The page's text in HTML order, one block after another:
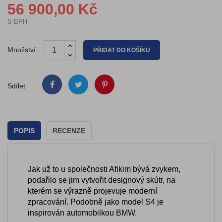
56 900,00 Kč
S DPH
Množství PŘIDAT DO KOŠÍKU
Sdílet
POPIS RECENZE
Jak už to u společnosti Afikim bývá zvykem,
podařilo se jim vytvořit designový skútr, na
kterém se výrazně projevuje moderní
zpracování. Podobně jako model S4 je
inspirován automobilkou BMW.